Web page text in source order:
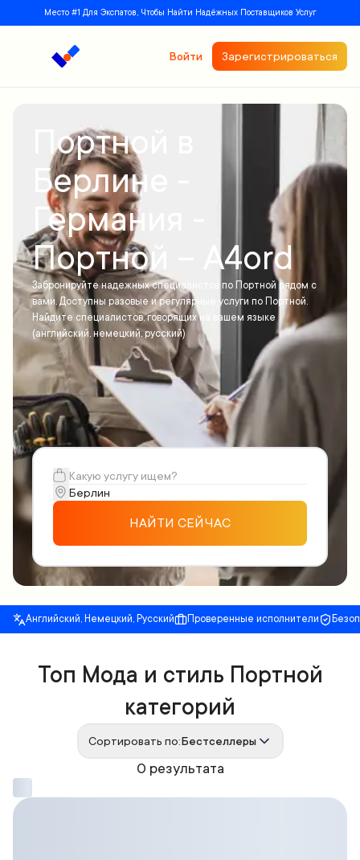
Место #1 Для Экспатов, Чтобы Найти Надёжных Поставщиков Услуг
Войти Зарегистрироваться
Портной в
Берлине -
Германия -
Портной – A4ord
Забронируйте надежных специалистов по Портной рядом с
вами. Доступны разовые и регулярные услуги по Портной.
Найдите специалистов, говорящих на вашем языке
(английский, немецкий, русский)
НАЙТИ СЕЙЧАС
Английский, Немецкий, Русский Проверенные исполнители
0 результата
Топ Мода и стиль Портной
категорий
Сортировать по:Бестселлеры